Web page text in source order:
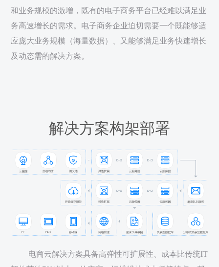
和业务规模的激增，既有的电子商务平台已经难以满足业
务高速增长的需求。电子商务企业迫切需要一个既能够适
应庞大业务规模（海量数据）、又能够满足业务快速增长
及动态需的解决方案。
解决方案构架部署
电商云解决方案具备高弹性可扩展性、成本比传统IT